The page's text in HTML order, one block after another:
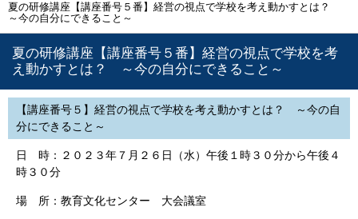
夏の研修講座【講座番号５番】経営の視点で学校を考え動かすとは？
～今の自分にできること～
夏の研修講座【講座番号５番】経営の視点で学校を考
え動かすとは？ ～今の自分にできること～
【講座番号５】経営の視点で学校を考え動かすとは？ ～今の自
分にできること～
日 時：２０２３年７月２６日（水）午後１時３０分から午後４
時３０分
場 所：教育文化センター 大会議室